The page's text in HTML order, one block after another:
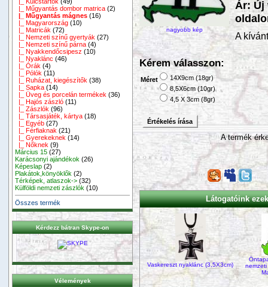
|_ Műgyantás dombor matrica (2)
|_ Műgyantás mágnes (16)
|_ Magyarország (10)
|_ Matricák (72)
|_ Nemzeti színű gyertyák (27)
|_ Nemzeti színű párna (4)
|_ Nyakkendőcsipesz (10)
|_ Nyaklánc (46)
|_ Órák (4)
|_ Pólók (11)
|_ Ruházat, kiegészítők (38)
|_ Sapka (14)
|_ Üveg és porcelán termékek (36)
|_ Hajós zászló (11)
|_ Zászlók (96)
|_ Társasjáték, kártya (18)
|_ Egyéb (27)
|_ Férfiaknak (21)
|_ Gyerekeknek (14)
|_ Nőknek (9)
Március 15 (27)
Karácsonyi ajándékok (26)
Képeslap (2)
Plakátok,könyöklők (2)
Térképek, atlaszok-> (32)
Külföldi nemzeti zászlók (10)
Összes termék
Kérdezz bátran Skype-on
Vélemények
nagyobb kép
Ár: Új
A
Kérem válasszon:
Méret
14X9cm (18gr)
8,5X6cm (10gr)
4,5 X 3cm (8gr)
Értékelés írása
A termék
Látogatóink
Vaskereszt nyaklánc (3,5X3cm)